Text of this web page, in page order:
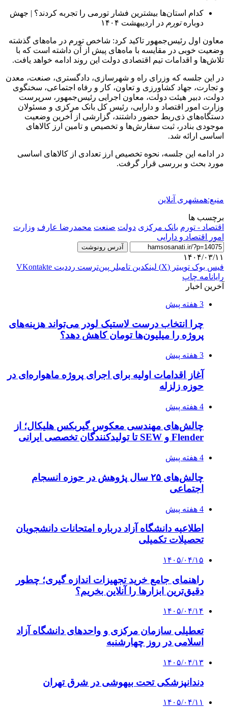
کدام استان‌ها بیشترین فشار تورمی را تجربه کردند؟ | جهش
دوبارهتورم در اردیبهشت ۱۴۰۴
معاون اول رئیس‌جمهور تاکید کرد: شاخص تورم در ماه‌های گذشته
وضعیت خوبی در مقایسه با ماه‌های پیش از آن داشته است که با
تلاش‌ها و اقدامات تیم اقتصادی دولت این روند ادامه خواهد یافت.
در این جلسه که وزرای راه و شهرسازی، دادگستری، صنعت، معدن
و تجارت، جهاد کشاورزی و تعاون، کار و رفاه اجتماعی، سخنگوی
دولت، دبیر هیئت دولت، معاون اجرایی رئیس‌جمهور، سرپرست
وزارت امور اقتصاد و دارایی، رئیس کل بانک مرکزی و مسئولان
دستگاه‌های ذی‌ربط حضور داشتند، گزارشی از آخرین وضعیت
موجودی بنادر، ثبت سفارش‌ها و تخصیص و تامین ارز کالاهای
اساسی ارائه شد.
در ادامه این جلسه، نحوه تخصیص ارز تعدادی از کالاهای اساسی
مورد بحث و بررسی قرار گرفت.
منبع:همشهری آنلاین
برچسب ها
اقتصاد - تورم بانک مرکزی دولت صنعت محمدرضا عارف وزارت
امور اقتصاد و دارایی
آدرس رونوشت
۱۴۰۴/۰۳/۱۱
فیس بوک توییتر (X) لینکدین ‫تامبلر ‫پین‌ترست ‫رددیت ‫VKontakte
رایانامه چاپ
آخرین اخبار
3 هفته پیش
چرا انتخاب درست لاستیک لودر می‌تواند هزینه‌های
پروژه را میلیون‌ها تومان کاهش دهد؟
3 هفته پیش
آغاز اقدامات اولیه برای اجرای پروژه ماهواره‌ای در
حوزه زلزله
4 هفته پیش
چالش‌های مهندسی معکوس گیربکس هلیکال؛ از
Flender و SEW تا تولیدکنندگان تخصصی ایرانی
4 هفته پیش
چالش‌های ۲۵ سال پژوهش در حوزه انسجام
اجتماعی
4 هفته پیش
اطلاعیه دانشگاه آزاد درباره امتحانات دانشجویان
تحصیلات تکمیلی
۱۴۰۵/۰۴/۱۵
راهنمای جامع خرید تجهیزات اندازه گیری؛ چطور
دقیق‌ترین ابزارها را آنلاین بخریم؟
۱۴۰۵/۰۴/۱۴
تعطیلی سازمان مرکزی و واحدهای دانشگاه آزاد
اسلامی در روز چهارشنبه
۱۴۰۵/۰۴/۱۳
دندانپزشکی تحت بیهوشی در شرق تهران
۱۴۰۵/۰۴/۱۱